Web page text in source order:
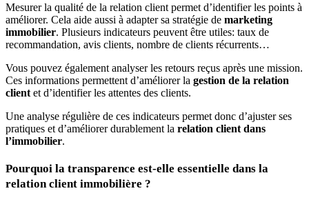
Mesurer la qualité de la relation client permet d’identifier les points à
améliorer. Cela aide aussi à adapter sa stratégie de marketing
immobilier. Plusieurs indicateurs peuvent être utiles: taux de
recommandation, avis clients, nombre de clients récurrents…
Vous pouvez également analyser les retours reçus après une mission.
Ces informations permettent d’améliorer la gestion de la relation
client et d’identifier les attentes des clients.
Une analyse régulière de ces indicateurs permet donc d’ajuster ses
pratiques et d’améliorer durablement la relation client dans
l’immobilier.
Pourquoi la transparence est-elle essentielle dans la
relation client immobilière ?